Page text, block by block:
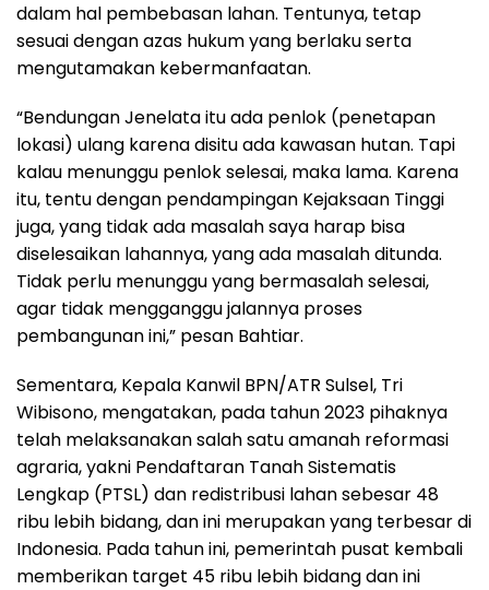
dalam hal pembebasan lahan. Tentunya, tetap
sesuai dengan azas hukum yang berlaku serta
mengutamakan kebermanfaatan.
“Bendungan Jenelata itu ada penlok (penetapan
lokasi) ulang karena disitu ada kawasan hutan. Tapi
kalau menunggu penlok selesai, maka lama. Karena
itu, tentu dengan pendampingan Kejaksaan Tinggi
juga, yang tidak ada masalah saya harap bisa
diselesaikan lahannya, yang ada masalah ditunda.
Tidak perlu menunggu yang bermasalah selesai,
agar tidak mengganggu jalannya proses
pembangunan ini,” pesan Bahtiar.
Sementara, Kepala Kanwil BPN/ATR Sulsel, Tri
Wibisono, mengatakan, pada tahun 2023 pihaknya
telah melaksanakan salah satu amanah reformasi
agraria, yakni Pendaftaran Tanah Sistematis
Lengkap (PTSL) dan redistribusi lahan sebesar 48
ribu lebih bidang, dan ini merupakan yang terbesar di
Indonesia. Pada tahun ini, pemerintah pusat kembali
memberikan target 45 ribu lebih bidang dan ini